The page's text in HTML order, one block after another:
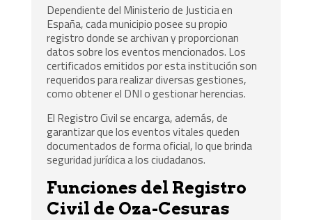
Dependiente del Ministerio de Justicia en
España, cada municipio posee su propio
registro donde se archivan y proporcionan
datos sobre los eventos mencionados. Los
certificados emitidos por esta institución son
requeridos para realizar diversas gestiones,
como obtener el DNI o gestionar herencias.
El Registro Civil se encarga, además, de
garantizar que los eventos vitales queden
documentados de forma oficial, lo que brinda
seguridad jurídica a los ciudadanos.
Funciones del Registro
Civil de Oza-Cesuras